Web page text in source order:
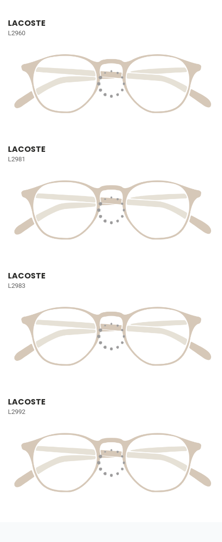
LACOSTE
L2960
LACOSTE
L2981
LACOSTE
L2983
LACOSTE
L2992